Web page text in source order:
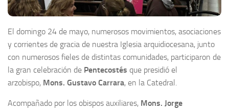
El domingo 24 de mayo, numerosos movimientos, asociaciones
y corrientes de gracia de nuestra Iglesia arquidiocesana, junto
con numerosos fieles de distintas comunidades, participaron de
la gran celebración de Pentecostés que presidió el
arzobispo, Mons. Gustavo Carrara, en la Catedral.
Acompañado por los obispos auxiliares, Mons. Jorge